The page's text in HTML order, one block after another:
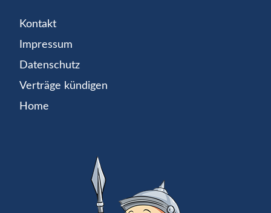
Kontakt
Impressum
Datenschutz
Verträge kündigen
Home